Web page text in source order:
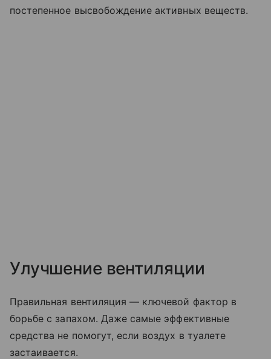
постепенное высвобождение активных веществ.
Улучшение вентиляции
Правильная вентиляция — ключевой фактор в
борьбе с запахом. Даже самые эффективные
средства не помогут, если воздух в туалете
застаивается.